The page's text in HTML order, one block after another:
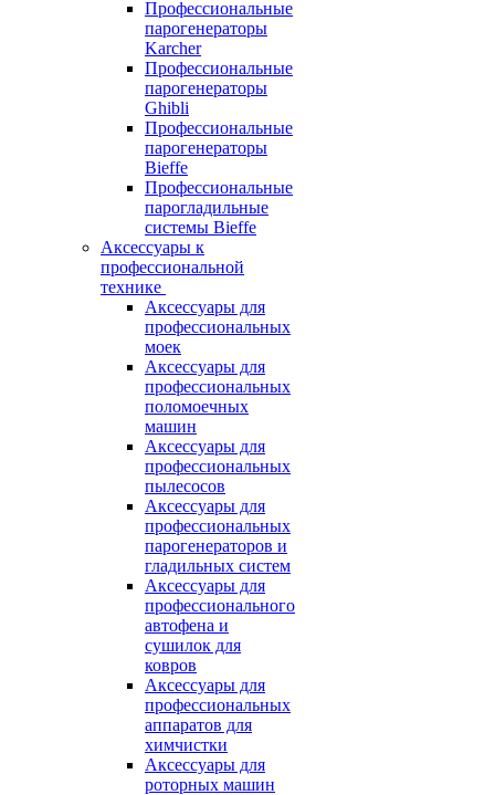
Профессиональные
парогенераторы
Karcher
Профессиональные
парогенераторы
Ghibli
Профессиональные
парогенераторы
Bieffe
Профессиональные
парогладильные
системы Bieffe
Аксессуары к
профессиональной
технике
Аксессуары для
профессиональных
моек
Аксессуары для
профессиональных
поломоечных
машин
Аксессуары для
профессиональных
пылесосов
Аксессуары для
профессиональных
парогенераторов и
гладильных систем
Аксессуары для
профессионального
автофена и
сушилок для
ковров
Аксессуары для
профессиональных
аппаратов для
химчистки
Аксессуары для
роторных машин